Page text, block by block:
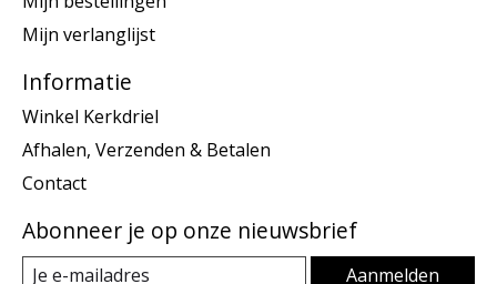
Mijn verlanglijst
Informatie
Winkel Kerkdriel
Afhalen, Verzenden & Betalen
Contact
Abonneer je op onze nieuwsbrief
Aanmelden